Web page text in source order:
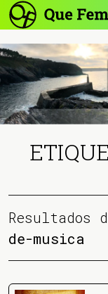
Resultados
de-musica